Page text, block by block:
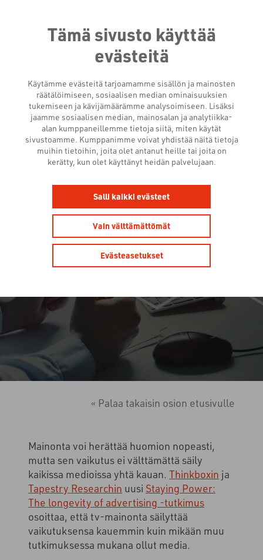
Tämä sivusto käyttää
evästeitä
Käytämme evästeitä tarjoamamme sisällön ja mainosten
räätälöimiseen, sosiaalisen median ominaisuuksien
tukemiseen ja kävijämäärämme analysoimiseen. Lisäksi
jaamme sosiaalisen median, mainosalan ja analytiikka-
alan kumppaneillemme tietoja siitä, miten käytät
sivustoamme. Kumppanimme voivat yhdistää näitä tietoja
muihin tietoihin, joita olet antanut heille tai joita on
kerätty, kun olet käyttänyt heidän palvelujaan.
Salli kaikki evästeet
Vain välttämättömät
Evästeasetukset
THINKBOX: TV-
MAINONNAN VAIKUTUS
SÄILYY PISIMPÄÄN
24.6.2026 Uutishuone
« Palaa takaisin osion etusivulle
Mainonta voi herättää huomion nopeasti,
mutta sen vaikutus ei välttämättä säily
kaikissa medioissa yhtä kauan. Thinkboxin ja
Tapestry Researchin uusi Staying Power:
The longevity of advertising -tutkimus
osoittaa, että tv-mainonta säilyttää
vaikutuksensa kauemmin kuin mikään muu
tutkimuksessa mukana ollut media.